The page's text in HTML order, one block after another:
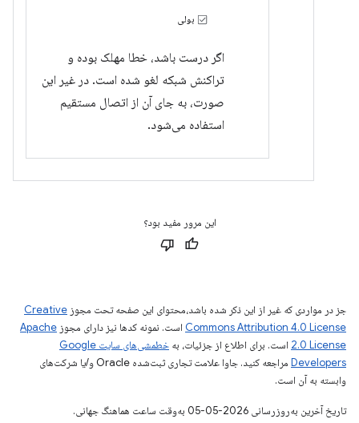
بولی
اگر درست باشد، خطا مهلک بوده و
تراکنش شبکه لغو شده است. در غیر این
صورت، به جای آن از اتصال مستقیم
استفاده می‌شود.
این مرور مفید بود؟
جز در مواردی که غیر از این ذکر شده باشد،‌محتوای این صفحه تحت مجوز Creative
Commons Attribution 4.0 License است. نمونه کدها نیز دارای مجوز Apache
2.0 License است. برای اطلاع از جزئیات، به
خطمشی‌های سایت Google
Developers‏
مراجعه کنید. جاوا علامت تجاری ثبت‌شده Oracle و/یا شرکت‌های
وابسته به آن است.
تاریخ آخرین به‌روزرسانی 2026-05-05 به‌وقت ساعت هماهنگ جهانی.